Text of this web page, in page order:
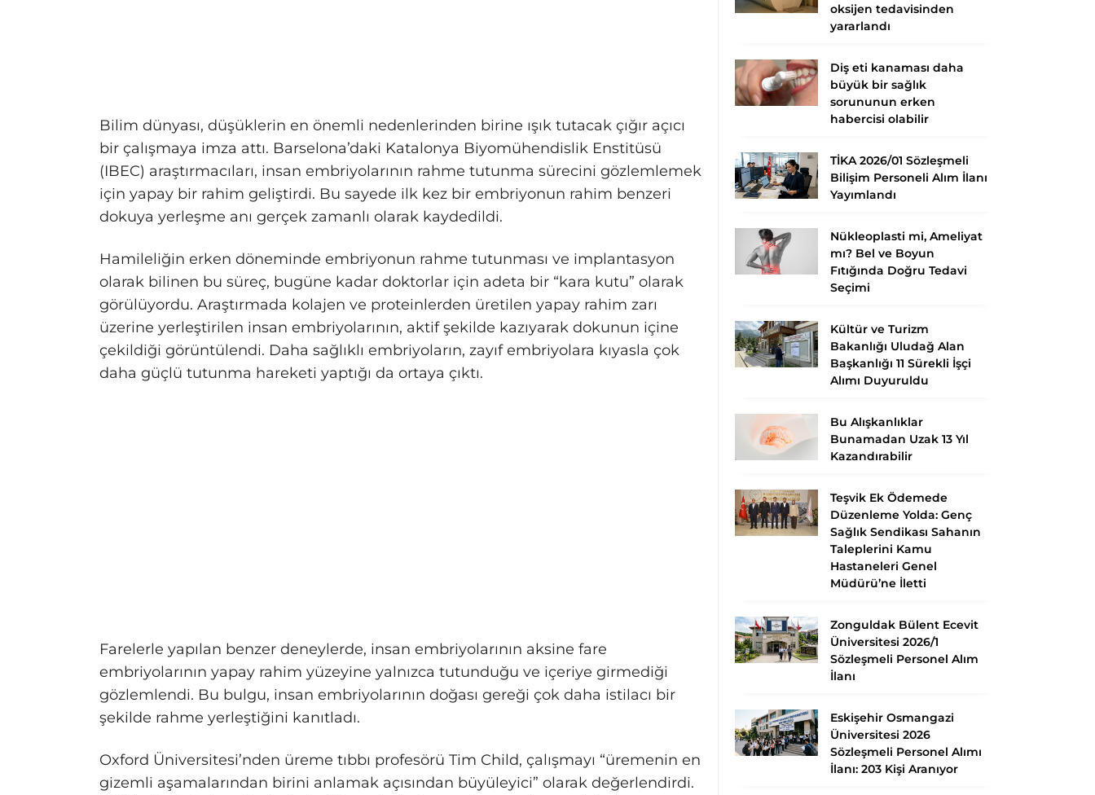
Bilim dünyası, düşüklerin en önemli nedenlerinden birine ışık tutacak çığır açıcı
bir çalışmaya imza attı. Barselona’daki Katalonya Biyomühendislik Enstitüsü
(IBEC) araştırmacıları, insan embriyolarının rahme tutunma sürecini gözlemlemek
için yapay bir rahim geliştirdi. Bu sayede ilk kez bir embriyonun rahim benzeri
dokuya yerleşme anı gerçek zamanlı olarak kaydedildi.
Hamileliğin erken döneminde embriyonun rahme tutunması ve implantasyon
olarak bilinen bu süreç, bugüne kadar doktorlar için adeta bir “kara kutu” olarak
görülüyordu. Araştırmada kolajen ve proteinlerden üretilen yapay rahim zarı
üzerine yerleştirilen insan embriyolarının, aktif şekilde kazıyarak dokunun içine
çekildiği görüntülendi. Daha sağlıklı embriyoların, zayıf embriyolara kıyasla çok
daha güçlü tutunma hareketi yaptığı da ortaya çıktı.
Farelerle yapılan benzer deneylerde, insan embriyolarının aksine fare
embriyolarının yapay rahim yüzeyine yalnızca tutunduğu ve içeriye girmediği
gözlemlendi. Bu bulgu, insan embriyolarının doğası gereği çok daha istilacı bir
şekilde rahme yerleştiğini kanıtladı.
Oxford Üniversitesi’nden üreme tıbbı profesörü Tim Child, çalışmayı “üremenin en
gizemli aşamalarından birini anlamak açısından büyüleyici” olarak değerlendirdi.
oksijen tedavisinden
yararlandı
Diş eti kanaması daha
büyük bir sağlık
sorununun erken
habercisi olabilir
TİKA 2026/01 Sözleşmeli
Bilişim Personeli Alım İlanı
Yayımlandı
Nükleoplasti mi, Ameliyat
mı? Bel ve Boyun
Fıtığında Doğru Tedavi
Seçimi
Kültür ve Turizm
Bakanlığı Uludağ Alan
Başkanlığı 11 Sürekli İşçi
Alımı Duyuruldu
Bu Alışkanlıklar
Bunamadan Uzak 13 Yıl
Kazandırabilir
Teşvik Ek Ödemede
Düzenleme Yolda: Genç
Sağlık Sendikası Sahanın
Taleplerini Kamu
Hastaneleri Genel
Müdürü’ne İletti
Zonguldak Bülent Ecevit
Üniversitesi 2026/1
Sözleşmeli Personel Alım
İlanı
Eskişehir Osmangazi
Üniversitesi 2026
Sözleşmeli Personel Alımı
İlanı: 203 Kişi Aranıyor